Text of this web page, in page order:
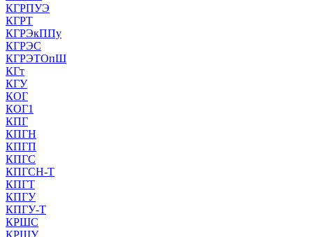
КГРПУЭ
КГРТ
КГРЭкППу
КГРЭС
КГРЭТОпШ
КГт
КГУ
КОГ
КОГ1
КПГ
КПГН
КПГП
КПГС
КПГСН-Т
КПГТ
КПГУ
КПГУ-Т
КРШС
КРШУ